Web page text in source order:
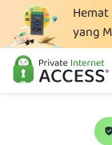
Hemat
yang
Apa itu VPN